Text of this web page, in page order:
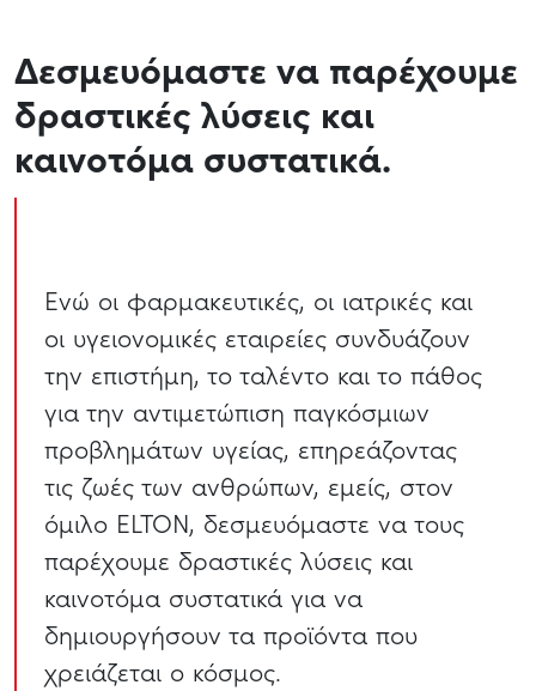
Δεσμευόμαστε να παρέχουμε
δραστικές λύσεις και
καινοτόμα συστατικά.
Ενώ οι φαρμακευτικές, οι ιατρικές και
οι υγειονομικές εταιρείες συνδυάζουν
την επιστήμη, το ταλέντο και το πάθος
για την αντιμετώπιση παγκόσμιων
προβλημάτων υγείας, επηρεάζοντας
τις ζωές των ανθρώπων, εμείς, στον
όμιλο ELTON, δεσμευόμαστε να τους
παρέχουμε δραστικές λύσεις και
καινοτόμα συστατικά για να
δημιουργήσουν τα προϊόντα που
χρειάζεται ο κόσμος.